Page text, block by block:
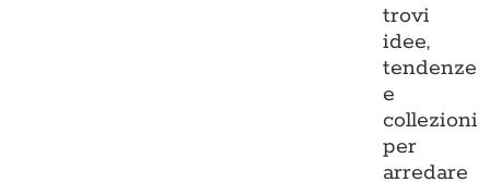
trovi
idee,
tendenze
e
collezioni
per
arredare